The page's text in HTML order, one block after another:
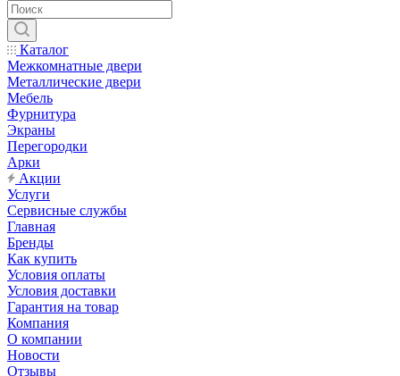
Каталог
Межкомнатные двери
Металлические двери
Мебель
Фурнитура
Экраны
Перегородки
Арки
Акции
Услуги
Сервисные службы
Главная
Бренды
Как купить
Условия оплаты
Условия доставки
Гарантия на товар
Компания
О компании
Новости
Отзывы